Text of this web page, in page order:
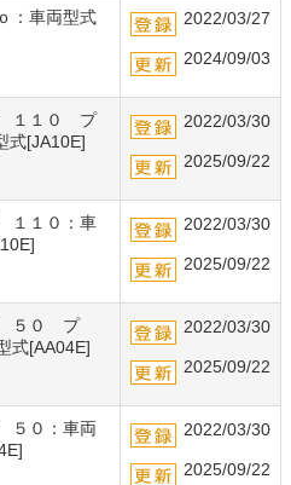
：車両型式
2022/03/27
2024/09/03
１１０ プ
式[JA10E]
2022/03/30
2025/09/22
１１０：車
2022/03/30
2025/09/22
５０ プ
式[AA04E]
2022/03/30
2025/09/22
５０：車両
2022/03/30
2025/09/22